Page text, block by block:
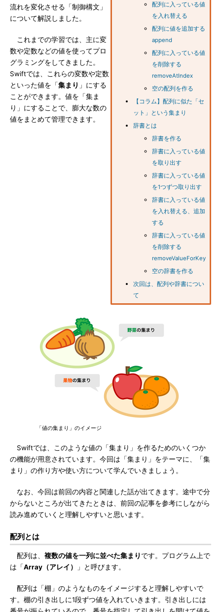
配列に入っている値
を入れ替える
配列に値を追加する
append
配列に入っている値
を削除する
removeAtIndex
空の配列を作る
【コラム】配列に似た「セ
ット」という集まり
辞書とは
辞書を作る
辞書に入っている値
を取り出す
辞書に入っている値
を1つずつ取り出す
辞書に入っている値
を入れ替える、追加
する
辞書に入っている値
を削除する
removeValueForKey
空の辞書を作る
次回は、配列や辞書につい
て
流れを変化させる「制御構文」
について解説しました。
これまでの学習では、主に変
数や定数などの値を使ってプロ
グラミングをしてきました。
Swiftでは、これらの変数や定数
といった値を「集まり 」にする
ことができます。値を「集ま
り」にすることで、膨大な数の
値をまとめて管理できます。
「値の集まり」のイメージ
Swiftでは、このような値の「集まり」を作るためのいくつか
の機能が用意されています。今回は「集まり」をテーマに、「集
まり」の作り方や使い方について学んでいきましょう。
なお、今回は前回の内容と関連した話が出てきます。途中で分
からないところが出てきたときは、前回の記事を参考にしながら
読み進めていくと理解しやすいと思います。
配列とは
配列は、 複数の値を一列に並べた集まり です。プログラム上で
は「Array（アレイ） 」と呼びます。
配列は「棚」のようなものをイメージすると理解しやすいで
す。棚の引き出しに1段ずつ値を入れていきます。引き出しには